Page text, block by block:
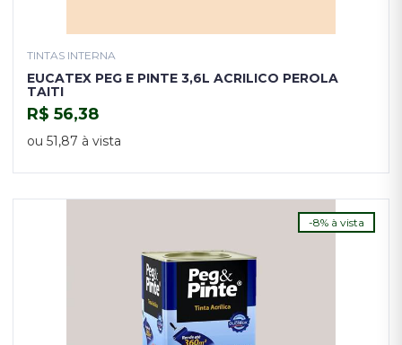
TINTAS INTERNA
EUCATEX PEG E PINTE 3,6L ACRILICO PEROLA
TAITI
R$ 56,38
ou 51,87 à vista
-8% à vista